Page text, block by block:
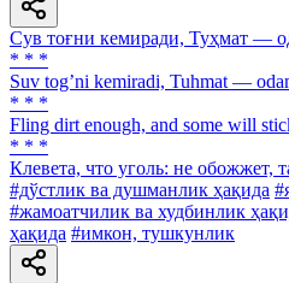
Сув тоғни кемиради, Туҳмат —
* * *
Suv togʼni kemiradi, Tuhmat —
* * *
Fling dirt enough, and some will
* * *
Клевета, что уголь: не обожжет,
#дўстлик ва душманлик ҳақида
#жамоатчилик ва худбинлик
ҳақида #имкон, тушкунлик